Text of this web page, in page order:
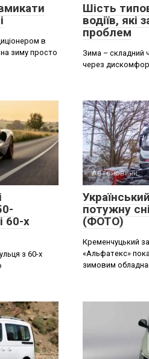
в
зиму просто
Шість
водіїв,
проблем
Зима – складний
через
60-х
з 60-х
Автоновини
потужну
(ФОТО)
Кременчуцький
«Альфатекс»
зимовим